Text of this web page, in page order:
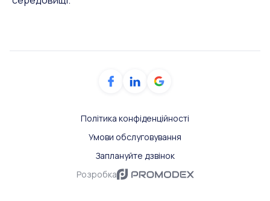
Політика конфіденційності
Умови обслуговування
Заплануйте дзвінок
Розробка